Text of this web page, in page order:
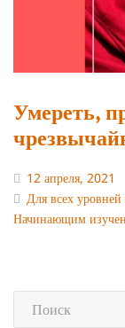
Умереть,
12 апреля, 2021
Для всех
Начинающим